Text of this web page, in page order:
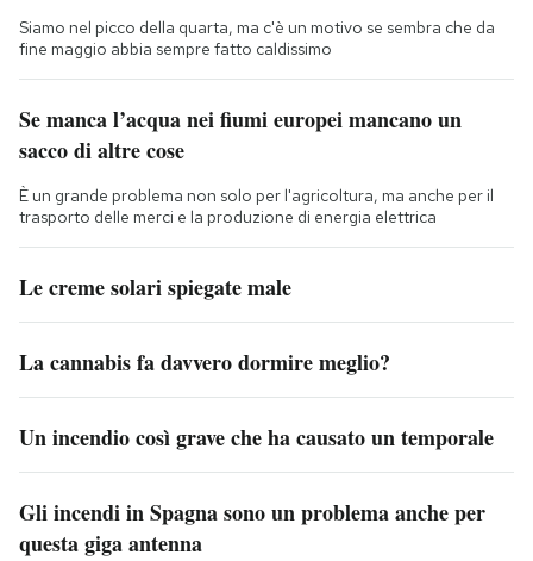
Siamo nel picco della quarta, ma c'è un motivo se sembra che da
fine maggio abbia sempre fatto caldissimo
Se manca l’acqua nei fiumi europei mancano un
sacco di altre cose
È un grande problema non solo per l'agricoltura, ma anche per il
trasporto delle merci e la produzione di energia elettrica
Le creme solari spiegate male
La cannabis fa davvero dormire meglio?
Un incendio così grave che ha causato un temporale
Gli incendi in Spagna sono un problema anche per
questa giga antenna